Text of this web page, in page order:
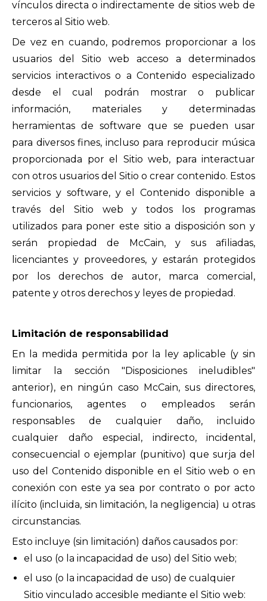
vínculos directa o indirectamente de sitios web de
terceros al Sitio web.
De vez en cuando, podremos proporcionar a los
usuarios del Sitio web acceso a determinados
servicios interactivos o a Contenido especializado
desde el cual podrán mostrar o publicar
información, materiales y determinadas
herramientas de software que se pueden usar
para diversos fines, incluso para reproducir música
proporcionada por el Sitio web, para interactuar
con otros usuarios del Sitio o crear contenido. Estos
servicios y software, y el Contenido disponible a
través del Sitio web y todos los programas
utilizados para poner este sitio a disposición son y
serán propiedad de McCain, y sus afiliadas,
licenciantes y proveedores, y estarán protegidos
por los derechos de autor, marca comercial,
patente y otros derechos y leyes de propiedad.
Limitación de responsabilidad
En la medida permitida por la ley aplicable (y sin
limitar la sección "Disposiciones ineludibles"
anterior), en ningún caso McCain, sus directores,
funcionarios, agentes o empleados serán
responsables de cualquier daño, incluido
cualquier daño especial, indirecto, incidental,
consecuencial o ejemplar (punitivo) que surja del
uso del Contenido disponible en el Sitio web o en
conexión con este ya sea por contrato o por acto
ilícito (incluida, sin limitación, la negligencia) u otras
circunstancias.
Esto incluye (sin limitación) daños causados por:
el uso (o la incapacidad de uso) del Sitio web;
el uso (o la incapacidad de uso) de cualquier
Sitio vinculado accesible mediante el Sitio web: